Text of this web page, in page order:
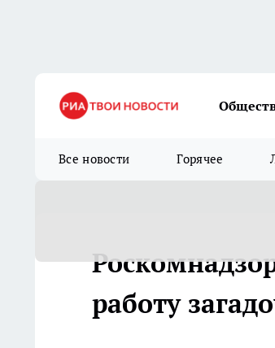
Все новости Горячее
работу